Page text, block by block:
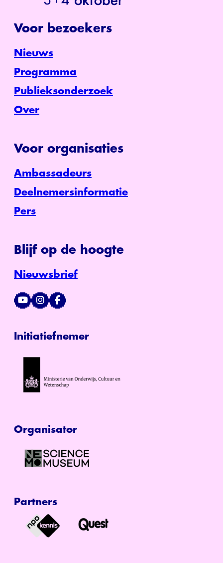
Voor bezoekers
Nieuws
Programma
Publieksonderzoek
Over
Voor organisaties
Ambassadeurs
Deelnemersinformatie
Pers
Blijf op de hoogte
Nieuwsbrief
Initiatiefnemer
Organisator
Partners